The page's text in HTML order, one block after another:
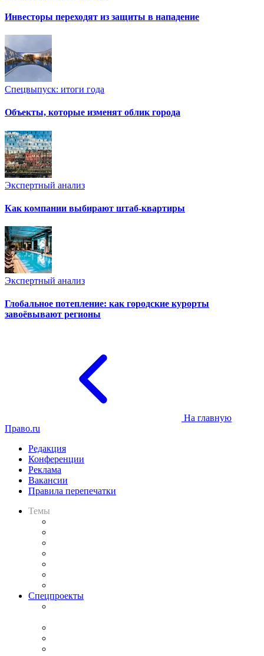
Инвесторы переходят из защиты в нападение
Спецвыпуск: итоги года
Объекты, которые изменят облик города
Экспертный анализ
Как компании выбирают штаб-квартиры
Экспертный анализ
Глобальное потепление: как городские курорты
завоёвывают регионы
На главную
Право.ru
Редакция
Конференции
Реклама
Вакансии
Правила перепечатки
Темы
Спецпроекты